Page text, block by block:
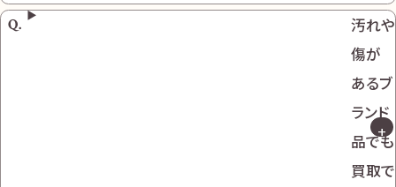
汚れや
傷が
あるブ
ランド
品でも
買取で